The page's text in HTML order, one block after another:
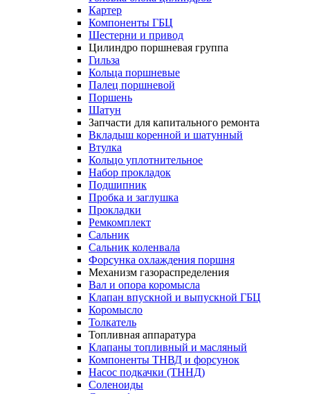
Картер
Компоненты ГБЦ
Шестерни и привод
Цилиндро поршневая группа
Гильза
Кольца поршневые
Палец поршневой
Поршень
Шатун
Запчасти для капитального ремонта
Вкладыш коренной и шатунный
Втулка
Кольцо уплотнительное
Набор прокладок
Подшипник
Пробка и заглушка
Прокладки
Ремкомплект
Сальник
Сальник коленвала
Форсунка охлаждения поршня
Механизм газораспределения
Вал и опора коромысла
Клапан впускной и выпускной ГБЦ
Коромысло
Толкатель
Топливная аппаратура
Клапаны топливный и масляный
Компоненты ТНВД и форсунок
Насос подкачки (ТННД)
Соленоиды